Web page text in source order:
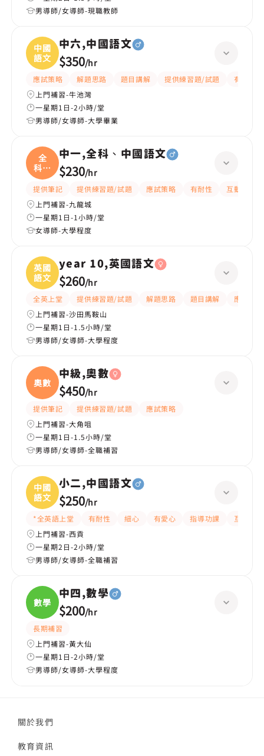
男導師/女導師-現職教師
中國
語文
中六,中國語文
$350/hr
應試策略 解題思路 題目講解 提供練習題/試題
有耐性
上門補習-牛池灣
一星期1日-2小時/堂
男導師/女導師-大學畢業
全
科、
中國
中一,全科、中國語文
$230/hr
提供筆記 提供練習題/試題 應試策略 有耐性
互動教學
上門補習-九龍城
一星期1日-1小時/堂
女導師-大學程度
英國
語文
year 10,英國語文
$260/hr
全英上堂 提供練習題/試題 解題思路 題目講解
應試策略
上門補習-沙田馬鞍山
一星期1日-1.5小時/堂
男導師/女導師-大學程度
奧數
中級,奧數
$450/hr
提供筆記 提供練習題/試題
應試策略
上門補習-大角咀
一星期1日-1.5小時/堂
男導師/女導師-全職補習
中國
語文
小二,中國語文
$250/hr
*全英語上堂 有耐性 細心 有愛心 指導功課
互動教學
上門補習-西貢
一星期2日-2小時/堂
男導師/女導師-全職補習
數學
中四,數學
$200/hr
長期補習
上門補習-黃大仙
一星期1日-2小時/堂
男導師/女導師-大學程度
關於我們
教育資訊